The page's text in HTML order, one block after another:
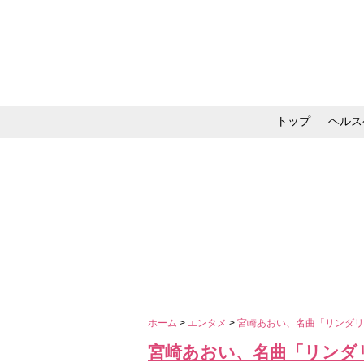
トップ ヘル
ホーム > エンタメ > 宮崎あおい、名曲「リンダ
宮崎あおい、名曲「リン